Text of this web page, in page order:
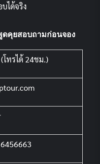
ได้จริง
ดคุยสอบถามก่อนจอง
โทรได้ 24ชม.)